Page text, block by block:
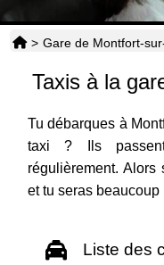
> Gare de Montfort-
Taxis à la
Tu débarques à
taxi ? Ils
régulièrement.
et tu seras
Liste des